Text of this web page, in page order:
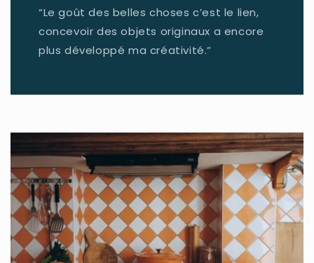
“Le goût des belles choses c’est le lien,
concevoir des objets originaux a encore
plus développé ma créativité.”